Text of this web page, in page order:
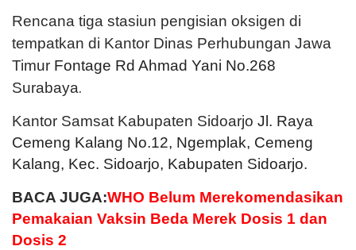
Rencana tiga stasiun pengisian oksigen di
tempatkan di Kantor Dinas Perhubungan Jawa
Timur Fontage Rd Ahmad Yani No.268
Surabaya.
Kantor Samsat Kabupaten Sidoarjo Jl. Raya
Cemeng Kalang No.12, Ngemplak, Cemeng
Kalang, Kec. Sidoarjo, Kabupaten Sidoarjo.
BACA JUGA:WHO Belum Merekomendasikan
Pemakaian Vaksin Beda Merek Dosis 1 dan
Dosis 2